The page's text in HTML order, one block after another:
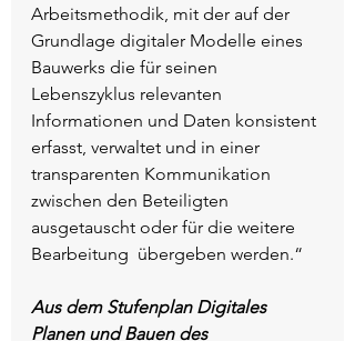
Arbeitsmethodik, mit der auf der
Grundlage digitaler Modelle eines
Bauwerks die für seinen
Lebenszyklus relevanten
Informationen und Daten konsistent
erfasst, verwaltet und in einer
transparenten Kommunikation
zwischen den Beteiligten
ausgetauscht oder für die weitere
Bearbeitung  übergeben werden.“
Aus dem Stufenplan Digitales
Planen und Bauen des